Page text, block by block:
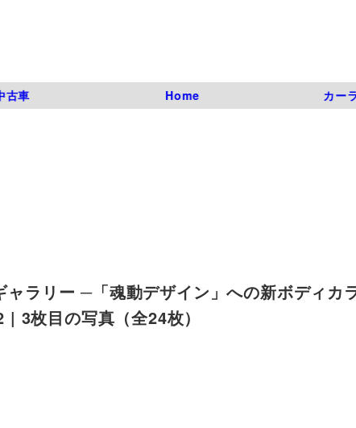
古車 Home カー
ラリー ─「魂動デザイン」への新ボディカ
3枚目の写真（全24枚）